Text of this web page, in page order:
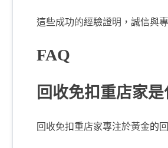
這些成功的經驗證明，誠信與
FAQ
回收免扣重店家是
回收免扣重店家專注於黃金的